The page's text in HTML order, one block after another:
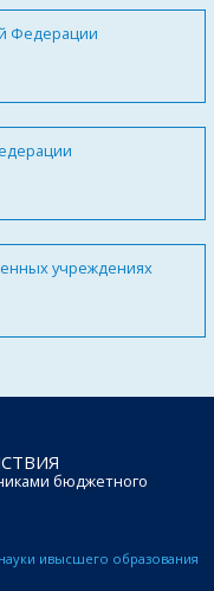
Федерации
учреждениях
бюджетного
ивысшего образования